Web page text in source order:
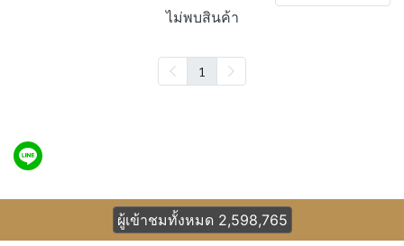
ไม่พบสินค้า
1
ผู้เข้าชมทั้งหมด 2,598,765